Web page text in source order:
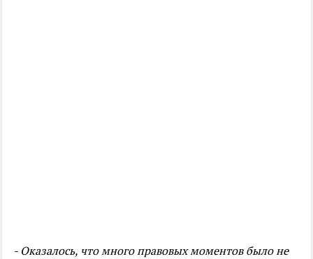
- Оказалось, что много правовых моментов было не